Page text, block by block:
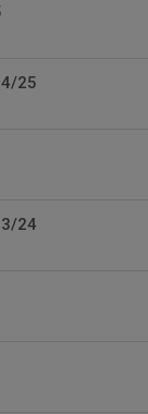
25
24